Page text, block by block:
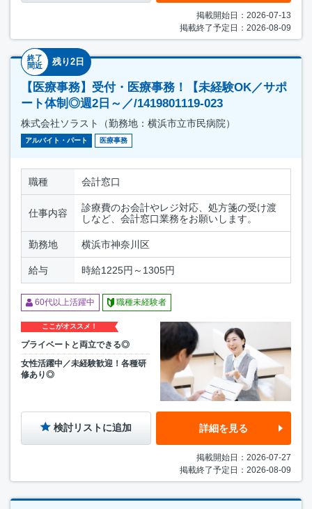
掲載開始日：2026-07-13
掲載終了予定日：2026-08-09
終了
間近
残り2日
【医療事務】受付・医療事務！【未経験OK／サポ
ート体制◎週2日～／/1419801119-023
株式会社ソラスト（勤務地：横浜市立市民病院）
アルバイト・パート 医療事務
職種 会計窓口
仕事内容
診療費のお会計やレジ対応、処方箋の受け渡
しなど、会計窓口業務をお願いします。
勤務地 横浜市神奈川区
給与 時給1225円～1305円
60代以上活躍中 職種未経験者
ここがオススメ！
プライベートと両立できる◎
女性活躍中／未経験歓迎！各種研
修あり◎
検討リストに追加 詳細を見る
掲載開始日：2026-07-27
掲載終了予定日：2026-08-09